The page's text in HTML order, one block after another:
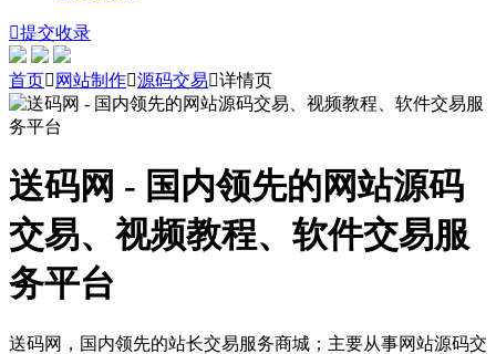
提交收录
首页 网站制作源码交易详情页
送码网 - 国内领先的网站源码
交易、视频教程、软件交易服
务平台
送码网，国内领先的站长交易服务商城；主要从事网站源码交